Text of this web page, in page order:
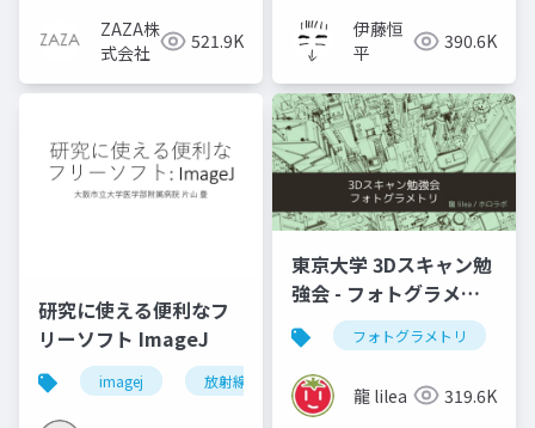
ZAZA株
式会社
521.9K
伊藤恒
平
390.6K
研究に使える便利なフ
リーソフト ImageJ
imagej 放射線技師
東京大学 3Dスキャン勉
強会 - フォトグラメト
リ」
フォトグラメトリ
龍 lilea 319.6K